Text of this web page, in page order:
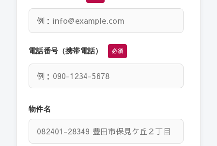
電話番号（携帯電話） 必須
物件名